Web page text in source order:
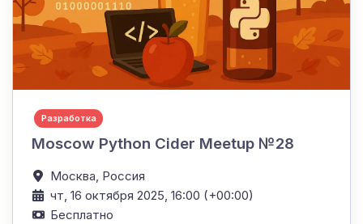
Разработка
Moscow Python Cider Meetup №28
Москва, Россия
чт, 16 октября 2025, 16:00 (+00:00)
Бесплатно